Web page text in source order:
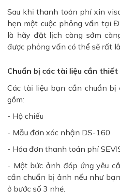
Sau khi thanh toán phí xin
hẹn một cuộc phỏng vấn tại
là hãy đặt lịch càng sớm
được phỏng vấn có thể sẽ rất
Chuẩn bị các tài liệu cần
Các tài liệu bạn cần chuẩn bị
gồm:
- Hộ chiếu
- Mẫu đơn xác nhận DS-160
- Hóa đơn thanh toán phí
- Một bức ảnh đáp ứng yêu
cần chuẩn bị ảnh nếu như
ở bước số 3 nhé.